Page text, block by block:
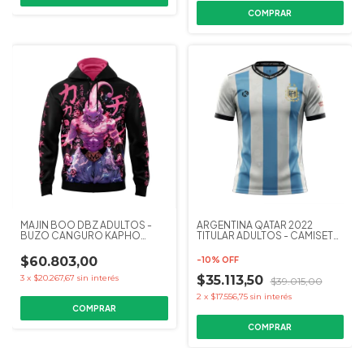
COMPRAR
MAJIN BOO DBZ ADULTOS -
BUZO CANGURO KAPHO
$60.803,00
3 x $20.267,67 sin interés
COMPRAR
ARGENTINA QATAR 2022
TITULAR ADULTOS - CAMISETA
-10% OFF
$35.113,50 $39.015,00
2 x $17.556,75 sin interés
COMPRAR